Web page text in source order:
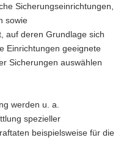
Sicherungseinrichtungen,
sowie
auf deren Grundlage sich
Einrichtungen geeignete
Sicherungen auswählen
werden u. a.
spezieller
beispielsweise für die